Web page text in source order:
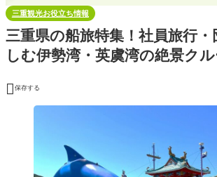
三重観光お役立ち情報
三重県の船旅特集！社員旅行・
しむ伊勢湾・英虞湾の絶景ク
 保存する